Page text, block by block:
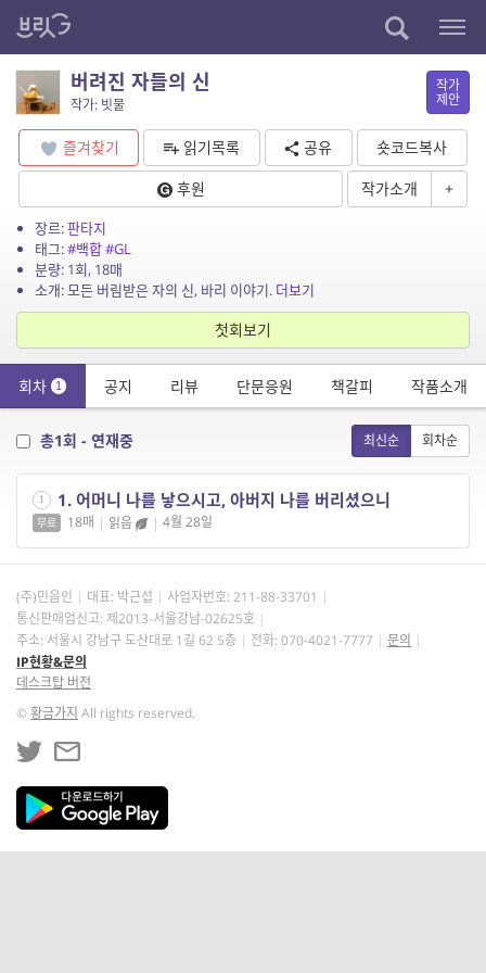
버려진 자들의 신
작가: 빗물
작가
제안
즐겨찾기 읽기목록 공유
숏코드복사
후원
작가소개 +
장르:판타지
태그:#백합#GL
분량: 1회, 18매
소개: 모든 버림받은 자의 신, 바리 이야기. 더보기
첫회보기
회차 1 공지 리뷰 단문응원 책갈피 작품소개
총1회 - 연재중 최신순 회차순
1 1. 어머니 나를 낳으시고, 아버지 나를 버리셨으니
무료 18매 | 읽음 | 4월 28일
(주)민음인 대표: 박근섭 사업자번호: 211-88-33701
통신판매업신고: 제2013-서울강남-02625호
주소: 서울시 강남구 도산대로 1길 62 5층
전화: 070-4021-7777
문의
IP현황&문의
데스크탑 버전
©황금가지 All rights reserved.